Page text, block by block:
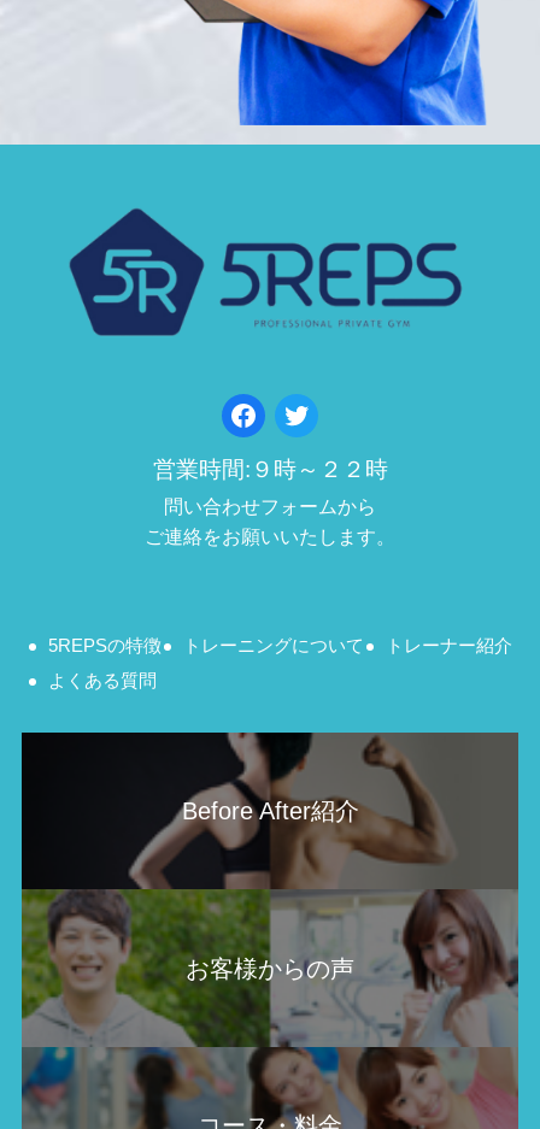
Facebook Twitter
営業時間:９時～２２時
問い合わせフォームから
ご連絡をお願いいたします。
5REPSの特徴 トレーニングについて
トレーナー紹介
よくある質問
Before After紹介
お客様からの声